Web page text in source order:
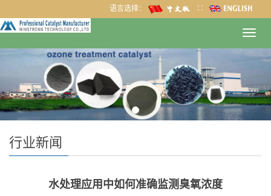
语言选择： ∷
行业新闻
水处理应用中如何准确监测臭氧浓度